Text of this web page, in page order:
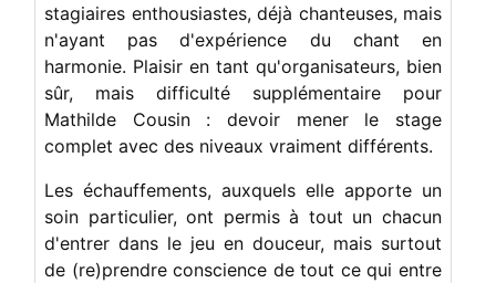
stagiaires enthousiastes, déjà chanteuses, mais
n'ayant pas d'expérience du chant en
harmonie. Plaisir en tant qu'organisateurs, bien
sûr, mais difficulté supplémentaire pour
Mathilde Cousin : devoir mener le stage
complet avec des niveaux vraiment différents.
Les échauffements, auxquels elle apporte un
soin particulier, ont permis à tout un chacun
d'entrer dans le jeu en douceur, mais surtout
de (re)prendre conscience de tout ce qui entre